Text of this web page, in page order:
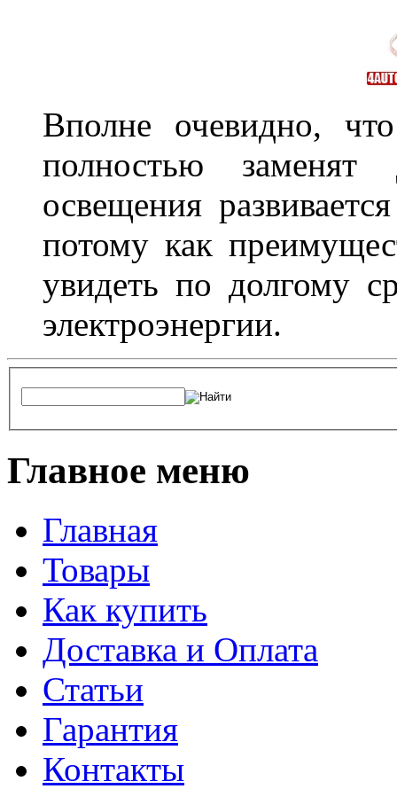
Вполне очевидно,
полностью
освещения
потому как
увидеть по долгому
электроэнергии.
Главное меню
Главная
Товары
Как купить
Доставка и Оплата
Статьи
Гарантия
Контакты